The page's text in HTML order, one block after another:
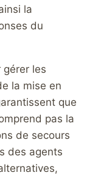
la
du
gérer les
la mise en
que
pas la
de secours
des agents